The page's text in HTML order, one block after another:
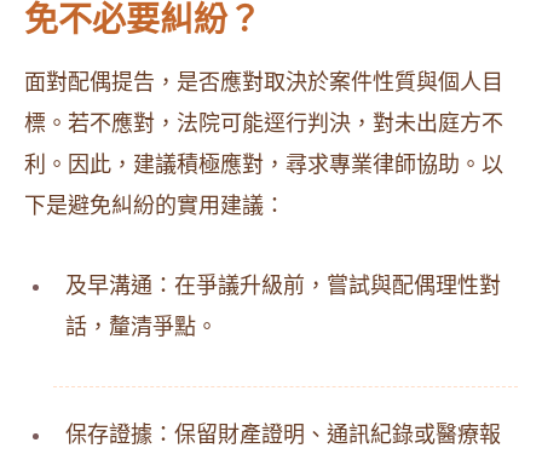
免不必要糾紛？
面對配偶提告，是否應對取決於案件性質與個人目
標。若不應對，法院可能逕行判決，對未出庭方不
利。因此，建議積極應對，尋求專業律師協助。以
下是避免糾紛的實用建議：
及早溝通：在爭議升級前，嘗試與配偶理性對
話，釐清爭點。
保存證據：保留財產證明、通訊紀錄或醫療報